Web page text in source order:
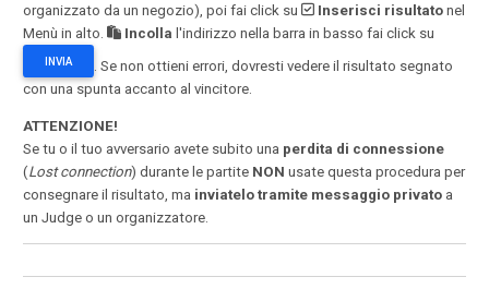
organizzato da un negozio), poi fai click su
Inserisci risultatonel
Menù in alto.
Incolla l'indirizzo nella barra in basso fai click su
INVIA
. Se non ottieni errori, dovresti vedere il risultato segnato
con una spunta accanto al vincitore.
ATTENZIONE!
Se tu o il tuo avversario avete subito una perdita di connessione
(Lost connection) durante le partite NON usate questa procedura per
consegnare il risultato, ma inviatelo tramite messaggio privato a
un Judge o un organizzatore.